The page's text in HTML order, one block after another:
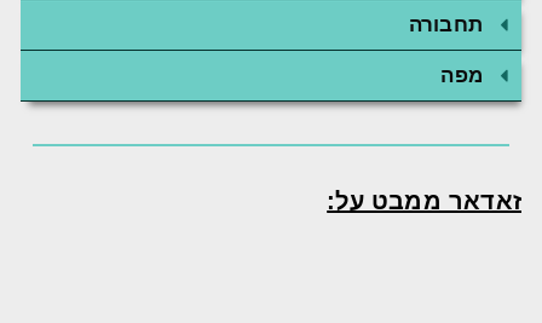
תחבורה
מפה
זאדאר ממבט על: